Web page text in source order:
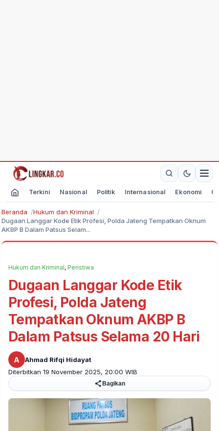
Terkini Nasional Politik Internasional Ekonomi
Beranda
Hukum dan Kriminal
Dugaan Langgar Kode Etik Profesi, Polda Jateng Tempatkan Oknum
AKBP B Dalam Patsus Selam...
Hukum dan Kriminal, Peristiwa
Dugaan Langgar Kode Etik
Profesi, Polda Jateng
Tempatkan Oknum AKBP B
Dalam Patsus Selama 20 Hari
A
Ahmad Rifqi Hidayat
Diterbitkan 19 November 2025, 20:00 WIB
Bagikan